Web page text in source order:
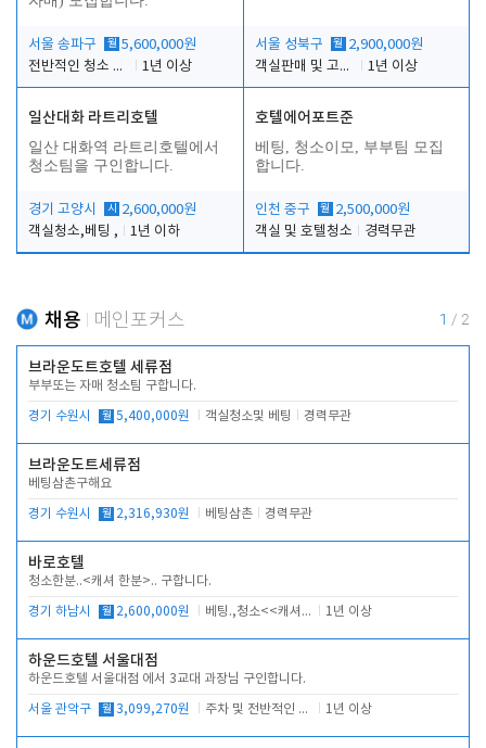
서울 송파구 월 5,600,000원
전반적인 청소 업무(객실청소.객실정리)
1년 이상
서울 성북구 월 2,900,000원
객실판매 및 고객응대
1년 이상
일산대화 라트리호텔
일산 대화역 라트리호텔에서
청소팀을 구인합니다.
경기 고양시 시
2,600,000원
객실청소,베팅 ,
1년 이하
호텔에어포트준
베팅, 청소이모, 부부팀 모집
합니다.
인천 중구 월 2,500,000원
객실 및 호텔청소
경력무관
채용 메인포커스 1 / 2
브라운도트호텔 세류점
부부또는 자매 청소팀 구합니다.
경기 수원시 월 5,400,000원 객실청소및 베팅 경력무관
브라운도트세류점
베팅삼촌구해요
경기 수원시 월 2,316,930원 베팅삼촌 경력무관
바로호텔
청소한분..<캐셔 한분>.. 구합니다.
경기 하남시 월 2,600,000원 베팅.,청소<<캐셔 모셔봅니다. 1년 이상
하운드호텔 서울대점
하운드호텔 서울대점 에서 3교대 과장님 구인합니다.
서울 관악구 월 3,099,270원 주차 및 전반적인 당번업무 1년 이상